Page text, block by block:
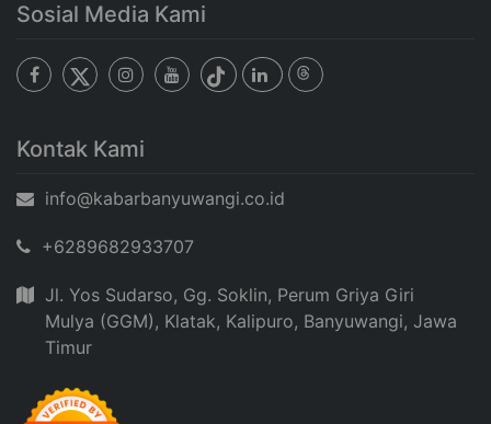
Sosial Media Kami
Kontak Kami
info@kabarbanyuwangi.co.id
+6289682933707
Jl. Yos Sudarso, Gg. Soklin, Perum Griya Giri
Mulya (GGM), Klatak, Kalipuro, Banyuwangi, Jawa
Timur